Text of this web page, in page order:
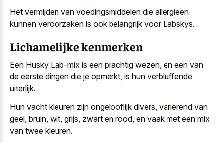
Het vermijden van voedingsmiddelen die allergieën
kunnen veroorzaken is ook belangrijk voor Labskys.
Lichamelijke kenmerken
Een Husky Lab-mix is een prachtig wezen, en een van
de eerste dingen die je opmerkt, is hun verbluffende
uiterlijk.
Hun vacht kleuren zijn ongelooflijk divers, variërend van
geel, bruin, wit, grijs, zwart en rood, en vaak met een mix
van twee kleuren.